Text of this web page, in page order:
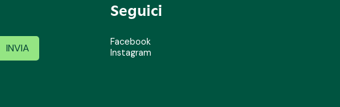
Seguici
Facebook
Instagram